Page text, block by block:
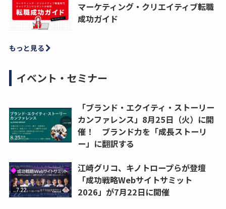
マーケティング・クリエイティブ転職
成功ガイド
もっと見る
イベント・セミナー
「ブランド・エクイティ・ストーリー
カンファレンス」8月25日（火）に開
催！ ブランド力を「成長ストーリ
ー」に翻訳する
江崎グリコ、キノトロープらが登壇
「成功戦略Webサイトサミット
2026」が7月22日に開催